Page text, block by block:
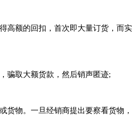
高额的回扣，首次即大量订货，而实
骗取大额货款，然后销声匿迹;
货物。一旦经销商提出要察看货物，